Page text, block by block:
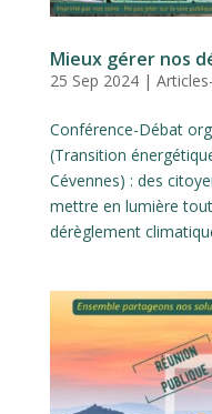
Mieux gérer nos
25 Sep 2024|
Conférence-Débat
(Transition
Cévennes) : des
mettre en lumière
dérèglement